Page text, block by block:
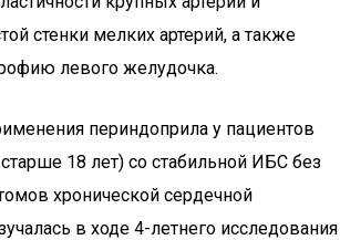
стенки мелких артерий, а также
левого желудочка.
периндоприла у пациентов
18 лет) со стабильной ИБС без
хронической сердечной
в ходе 4-летнего исследования